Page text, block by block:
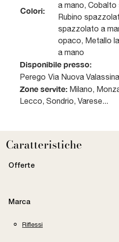
Colori:
a mano,
Rubino
spazzolato a
opaco, Metallo
a mano
Disponibile presso:
Perego Via Nuova
Zone servite: Milano,
Lecco, Sondrio, Varese...
Caratteristiche
Offerte
Marca
Riflessi